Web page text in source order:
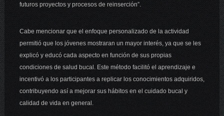
futuros proyectos y procesos de reinserción”.
Cabe mencionar que el enfoque personalizado de la actividad
permitió que los jóvenes mostraran un mayor interés, ya que se les
explicó y educó cada aspecto en función de sus propias
condiciones de salud bucal. Este método facilitó el aprendizaje e
incentivó a los participantes a replicar los conocimientos adquiridos,
contribuyendo así a mejorar sus hábitos en el cuidado bucal y
calidad de vida en general.